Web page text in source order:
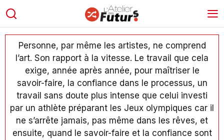
Personne, par même les artistes, ne comprend
l’art. Son rapport à la vitesse. Le travail que cela
exige, année après année, pour maîtriser le
savoir-faire, la confiance dans le processus, un
travail sans doute plus intense que celui investi
par un athlète préparant les Jeux olympiques car il
ne s’arrête jamais, pas même dans les rêves, et
ensuite, quand le savoir-faire et la confiance sont